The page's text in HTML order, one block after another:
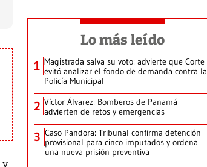
y
Lo más leído
1 Magistrada salva su voto: advierte que Corte
evitó analizar el fondo de demanda contra la
Policía Municipal
2 Víctor Álvarez: Bomberos de Panamá
advierten de retos y emergencias
3 Caso Pandora: Tribunal confirma detención
provisional para cinco imputados y ordena
una nueva prisión preventiva